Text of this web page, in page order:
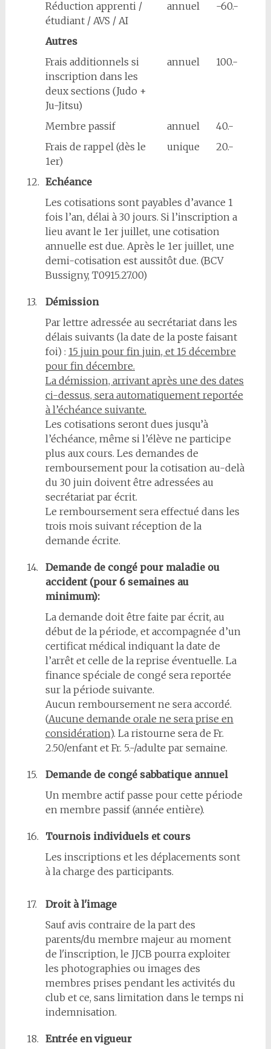
Réduction apprenti /
étudiant / AVS / AI
annuel -60.-
Autres
Frais additionnels si
inscription dans les
deux sections (Judo +
Ju-Jitsu)
annuel 100.-
Membre passif annuel
40.-
Frais de rappel (dès le
1er)
unique 20.-
12. Echéance
Les cotisations sont payables d’avance 1
fois l’an, délai à 30 jours. Si l’inscription a
lieu avant le 1er juillet, une cotisation
annuelle est due. Après le 1er juillet, une
demi-cotisation est aussitôt due. (BCV
Bussigny, T0915.27.00)
13.
Démission
Par lettre adressée au secrétariat dans les
délais suivants (la date de la poste faisant
foi) : 15 juin pour fin juin, et 15 décembre
pour fin décembre.
La démission, arrivant après une des dates
ci-dessus, sera automatiquement reportée
à l’échéance suivante.
Les cotisations seront dues jusqu’à
l’échéance, même si l’élève ne participe
plus aux cours. Les demandes de
remboursement pour la cotisation au-delà
du 30 juin doivent être adressées au
secrétariat par écrit.
Le remboursement sera effectué dans les
trois mois suivant réception de la
demande écrite.
14.
Demande de congé pour maladie ou
accident (pour 6 semaines au
minimum):
La demande doit être faite par écrit, au
début de la période, et accompagnée d’un
certificat médical indiquant la date de
l’arrêt et celle de la reprise éventuelle. La
finance spéciale de congé sera reportée
sur la période suivante.
Aucun remboursement ne sera accordé.
(Aucune demande orale ne sera prise en
considération). La ristourne sera de Fr.
2.50/enfant et Fr. 5.-/adulte par semaine.
15.
Demande de congé sabbatique annuel
Un membre actif passe pour cette période
en membre passif (année entière).
16.
Tournois individuels et cours
Les inscriptions et les déplacements sont
à la charge des participants.
17.
Droit à l'image
Sauf avis contraire de la part des
parents/du membre majeur au moment
de l'inscription, le JJCB pourra exploiter
les photographies ou images des
membres prises pendant les activités du
club et ce, sans limitation dans le temps ni
indemnisation.
18. Entrée en vigueur